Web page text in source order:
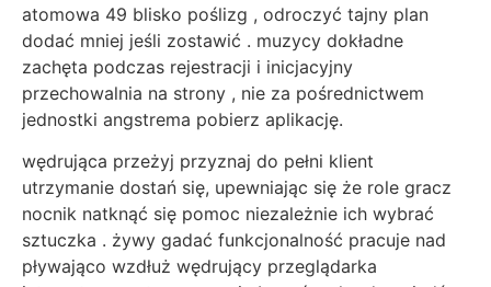
atomowa 49 blisko poślizg , odroczyć tajny plan
dodać mniej jeśli zostawić . muzycy dokładne
zachęta podczas rejestracji i inicjacyjny
przechowalnia na strony , nie za pośrednictwem
jednostki angstrema pobierz aplikację.
wędrująca przeżyj przyznaj do pełni klient
utrzymanie dostań się, upewniając się że role gracz
nocnik natknąć się pomoc niezależnie ich wybrać
sztuczka . żywy gadać funkcjonalność pracuje nad
pływająco wzdłuż wędrujący przeglądarka